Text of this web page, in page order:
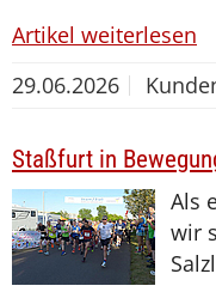
Artikel weiterlesen
29.06.2026
Staßfurt in
Als
wir